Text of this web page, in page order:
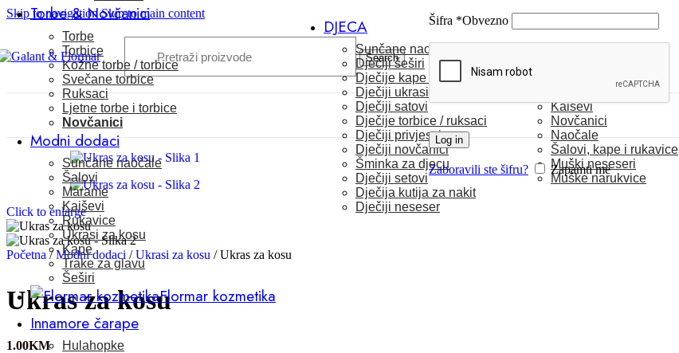
Skip to navigationSkip to main content
Search
Šifra *Obvezno
Log in
Zaboravili ste šifru? Zapamti me
Torbe & Novčanici
Torbe
Torbice
Kožne torbe / torbice
Svečane torbice
Ruksaci
Ljetne torbe i torbice
Novčanici
Modni dodaci
Sunčane naočale
Šalovi
Marame
Kaiševi
Rukavice
Ukrasi za kosu
Kape
Trake za glavu
Šeširi
Flormar kozmetika
Innamore čarape
Hulahopke
DJECA
Sunčane naočale
Dječiji šeširi
Dječije kape / rukavice
Dječiji ukrasi za kosu
Dječiji satovi
Dječije torbice / ruksaci
Dječiji privjesci
Dječiji novčanici
Šminka za djecu
Dječiji setovi
Dječija kutija za nakit
Dječiji neseser
Kaiševi
Novčanici
Naočale
Šalovi, kape i rukavice
Muški neseseri
Muške narukvice
Click to enlarge
Početna/ Modni dodaci / Ukrasi za kosu / Ukras za kosu
Ukras za kosu
1.00KM